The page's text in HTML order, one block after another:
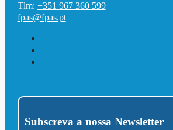
Tlm: +351 967 360 599
fpas@fpas.pt
Subscreva a nossa Newsletter